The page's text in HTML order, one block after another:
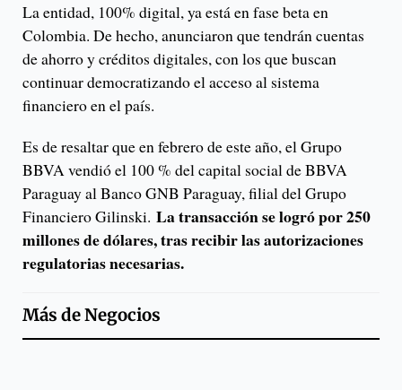
La entidad, 100% digital, ya está en fase beta en
Colombia. De hecho, anunciaron que tendrán cuentas
de ahorro y créditos digitales, con los que buscan
continuar democratizando el acceso al sistema
financiero en el país.
Es de resaltar que en febrero de este año, el Grupo
BBVA vendió el 100 % del capital social de BBVA
Paraguay al Banco GNB Paraguay, filial del Grupo
Financiero Gilinski. La transacción se logró por 250
millones de dólares, tras recibir las autorizaciones
regulatorias necesarias.
Más deNegocios